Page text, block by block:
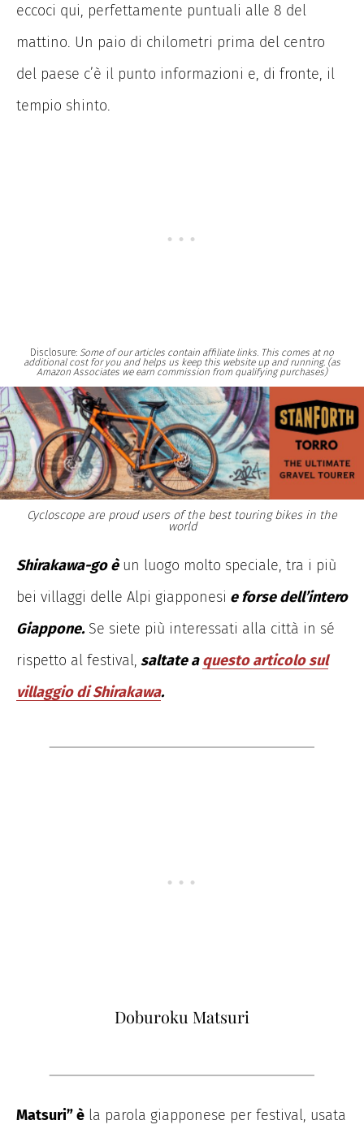
eccoci qui, perfettamente puntuali alle 8 del
mattino. Un paio di chilometri prima del centro
del paese c’è il punto informazioni e, di fronte, il
tempio shinto.
Disclosure: Some of our articles contain affiliate links. This comes at no
additional cost for you and helps us keep this website up and running. (as
Amazon Associates we earn commission from qualifying purchases)
Cycloscope are proud users of the best touring bikes in the
world
Shirakawa-go èun luogo molto speciale, tra i più
bei villaggi delle Alpi giapponesi e forse dell’intero
Giappone.Se siete più interessati alla città in sé
rispetto al festival, saltate aquesto articolo sul
villaggio di Shirakawa.
Doburoku Matsuri
Matsuri” è la parola giapponese per festival, usata